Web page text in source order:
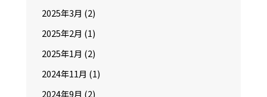
2025年3月 (2)
2025年2月 (1)
2025年1月 (2)
2024年11月 (1)
2024年9月 (2)